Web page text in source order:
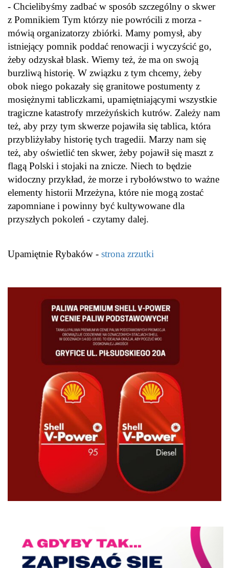
- Chcielibyśmy zadbać w sposób szczególny o skwer
z Pomnikiem Tym którzy nie powrócili z morza -
mówią organizatorzy zbiórki. Mamy pomysł, aby
istniejący pomnik poddać renowacji i wyczyścić go,
żeby odzyskał blask. Wiemy też, że ma on swoją
burzliwą historię. W związku z tym chcemy, żeby
obok niego pokazały się granitowe postumenty z
mosiężnymi tabliczkami, upamiętniającymi wszystkie
tragiczne katastrofy mrzeżyńskich kutrów. Zależy nam
też, aby przy tym skwerze pojawiła się tablica, która
przybliżyłaby historię tych tragedii. Marzy nam się
też, aby oświetlić ten skwer, żeby pojawił się maszt z
flagą Polski i stojaki na znicze. Niech to będzie
widoczny przykład, że morze i rybołówstwo to ważne
elementy historii Mrzeżyna, które nie mogą zostać
zapomniane i powinny być kultywowane dla
przyszłych pokoleń - czytamy dalej.
Upamiętnie Rybaków - strona zrzutki